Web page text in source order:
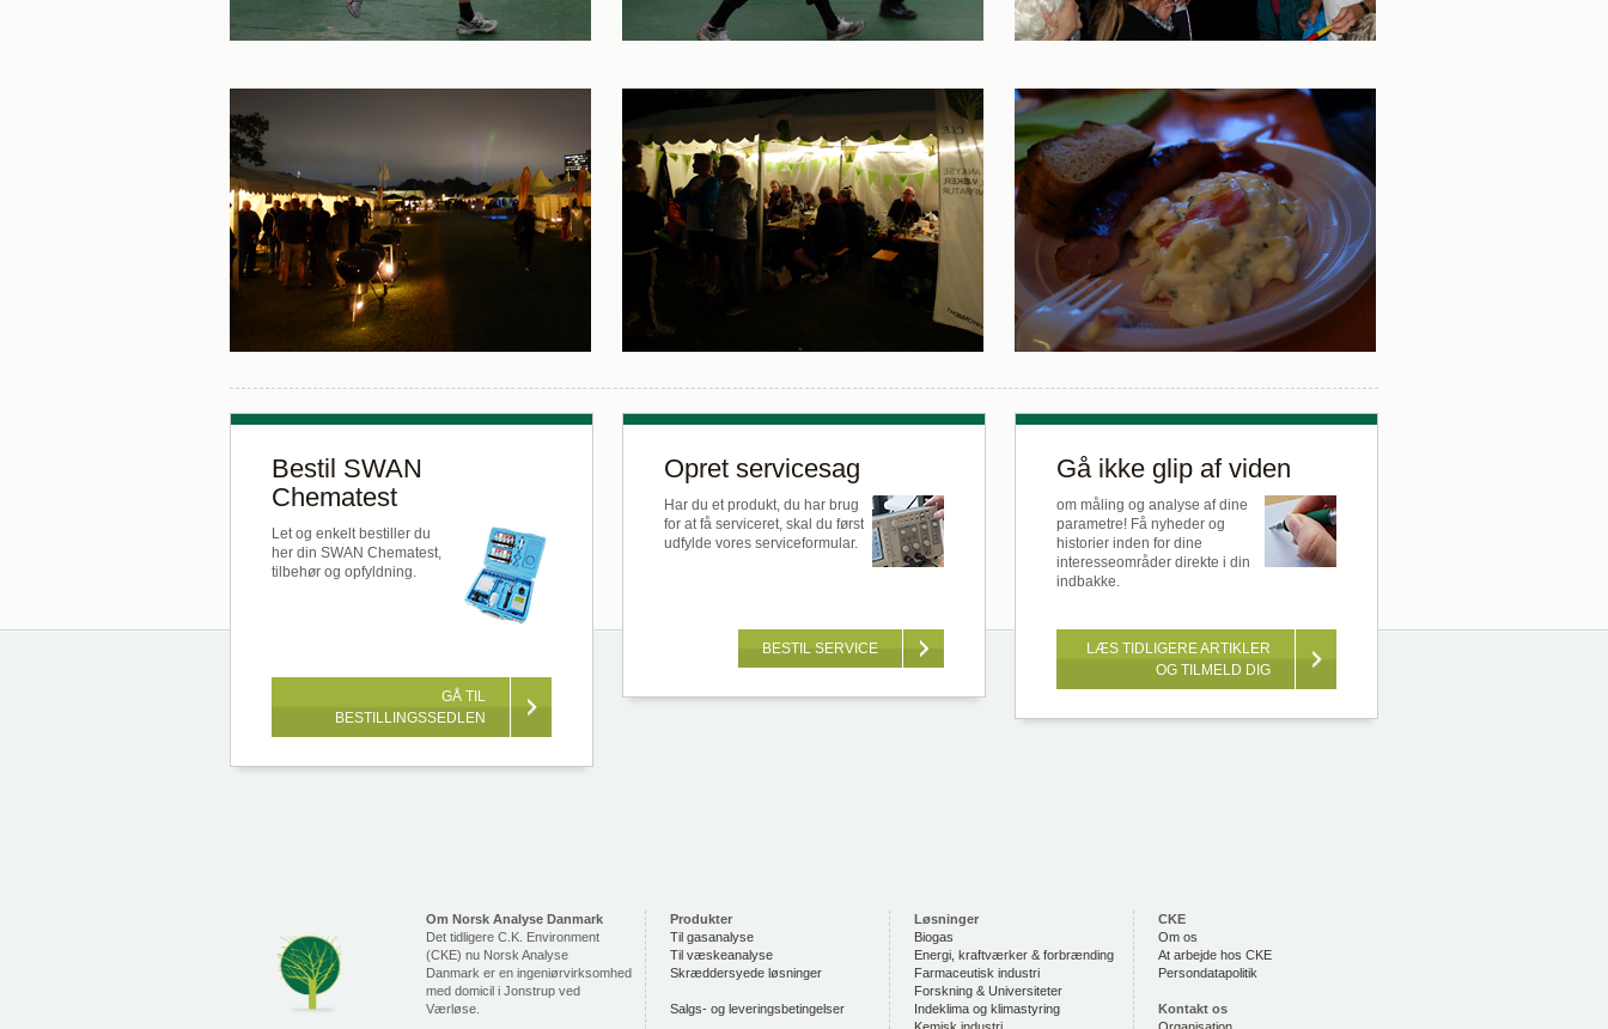
Bestil SWAN
Chematest
Let og enkelt bestiller du
her din SWAN Chematest,
tilbehør og opfyldning.
GÅ TIL
BESTILLINGSSEDLEN
Opret servicesag
Har du et produkt, du har brug
for at få serviceret, skal du først
udfylde vores serviceformular.
BESTIL SERVICE
Gå ikke glip af viden
om måling og analyse af dine
parametre! Få nyheder og
historier inden for dine
interesseområder direkte i din
indbakke.
LÆS TIDLIGERE ARTIKLER
OG TILMELD DIG
Om Norsk Analyse Danmark
Det tidligere C.K. Environment
(CKE) nu Norsk Analyse
Danmark er en ingeniørvirksomhed
med domicil i Jonstrup ved
Værløse.
Produkter
Til gasanalyse
Til væskeanalyse
Skræddersyede løsninger
Salgs- og leveringsbetingelser
Løsninger
Biogas
Energi, kraftværker & forbrænding
Farmaceutisk industri
Forskning & Universiteter
Indeklima og klimastyring
CKE
Om os
At arbejde hos CKE
Persondatapolitik
Kontakt os